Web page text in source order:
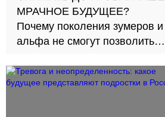
МРАЧНОЕ БУДУЩЕЕ?
Почему поколения зумеров и
альфа не смогут позволить
лишатся пенсии